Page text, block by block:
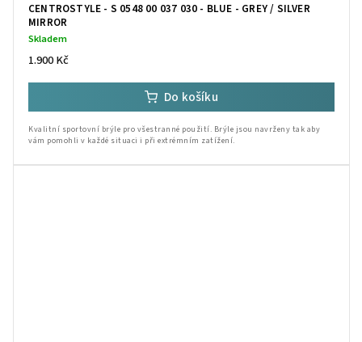
CENTROSTYLE - S 0548 00 037 030 - BLUE - GREY / SILVER
MIRROR
Skladem
1.900 Kč
Do košíku
Kvalitní sportovní brýle pro všestranné použití. Brýle jsou navrženy tak aby